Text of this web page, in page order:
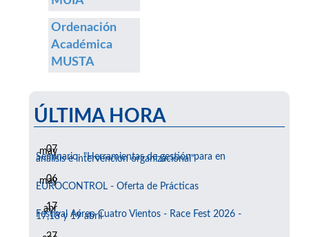
Ordenación
Académica
MUSTA
ÚLTIMA HORA
07
may
Seminario: "Herramientas de gestión para en
análisis e intervención organizacional"
06
may
EUROCONTROL - Oferta de Prácticas
17
abr
Festival Aéreo Cuatro Vientos - Race Fest 2026 -
17,18 y 19 abril